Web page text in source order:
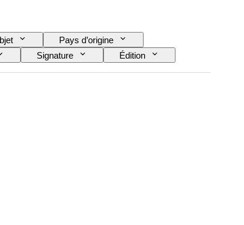
Pays d’origine
Signature
Édition
Provenance